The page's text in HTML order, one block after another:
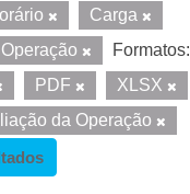
Carga
Formatos:
PDF XLSX
da Operação